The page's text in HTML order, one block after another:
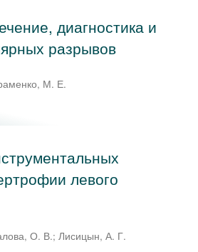
диагностика и
разрывов
М. Е.
левого
О. В.; Лисицын, А. Г.